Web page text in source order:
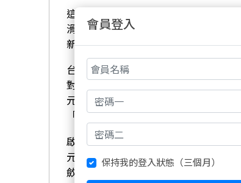
這波漲勢背後，美股的強勁表現是
滑至三個月低點，反映出美國內需
新高，也讓台積電ADR同步飆升
台積電昨晚公布第二季財報，每股
對AI需求與先進製程展望正面看法
元，對大盤貢獻逾200點漲幅。法
「看多不一定做多」，不排除是邊
啟發投顧分析師郭憲政直言，雖然
元，短線可能形成套牢壓力，加上
斂，成交量則有望放大至4300億元
會員登入
保持我的登入狀態（三個月）